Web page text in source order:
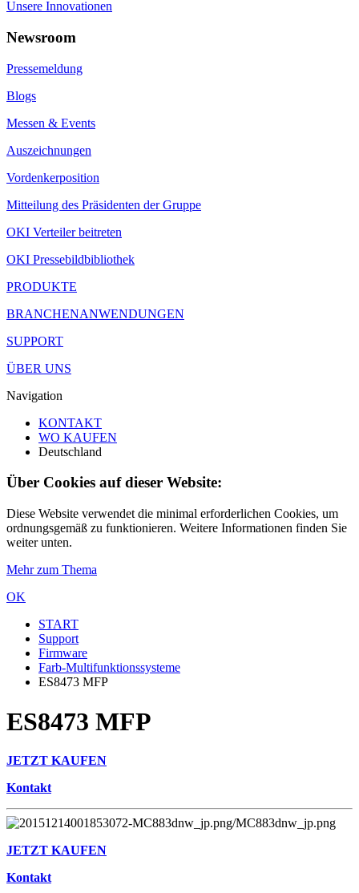
Unsere Innovationen
Newsroom
Pressemeldung
Blogs
Messen & Events
Auszeichnungen
Vordenkerposition
Mitteilung des Präsidenten der Gruppe
OKI Verteiler beitreten
OKI Pressebildbibliothek
PRODUKTE
BRANCHENANWENDUNGEN
SUPPORT
ÜBER UNS
Navigation
KONTAKT
WO KAUFEN
Deutschland
Über Cookies auf dieser Website:
Diese Website verwendet die minimal erforderlichen Cookies, um
ordnungsgemäß zu funktionieren. Weitere Informationen finden Sie
weiter unten.
Mehr zum Thema
OK
START
Support
Firmware
Farb-Multifunktionssysteme
ES8473 MFP
ES8473 MFP
JETZT KAUFEN
Kontakt
JETZT KAUFEN
Kontakt